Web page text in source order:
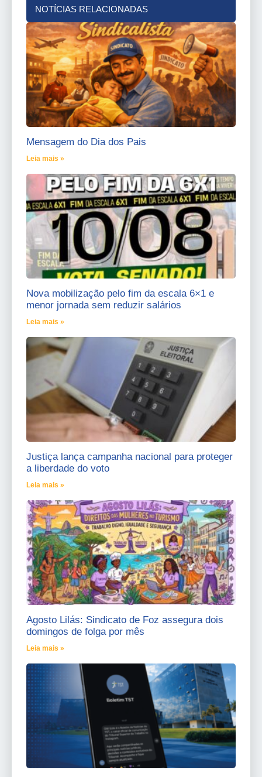
NOTÍCIAS RELACIONADAS
Mensagem do Dia dos Pais
Leia mais »
Nova mobilização pelo fim da escala 6×1 e
menor jornada sem reduzir salários
Leia mais »
Justiça lança campanha nacional para proteger
a liberdade do voto
Leia mais »
Agosto Lilás: Sindicato de Foz assegura dois
domingos de folga por mês
Leia mais »